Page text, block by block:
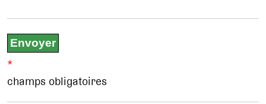
*
champs obligatoires